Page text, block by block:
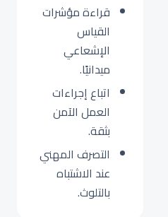
قراءة مؤشرات
القياس
الإشعاعي
ميدانيًا.
اتباع إجراءات
العمل الآمن
بثقة.
التصرف المهني
عند الاشتباه
بالتلوث.